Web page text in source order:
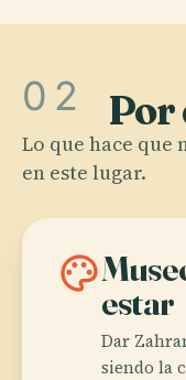
02 Por
Lo que hace que
en este lugar.
palette
estar
Dar
siendo la